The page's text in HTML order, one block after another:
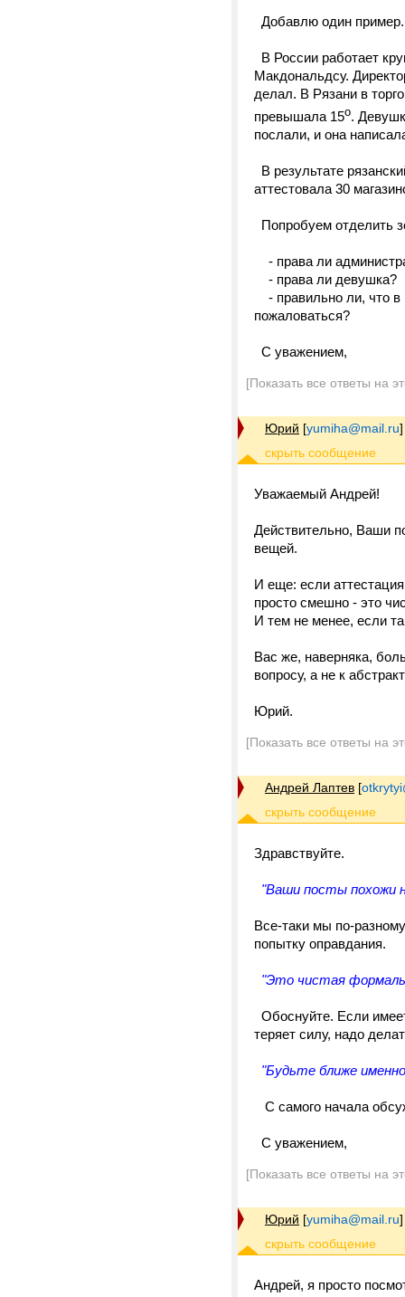
Добавлю один пример.
В России работает
Макдональдсу.
делал. В Рязани в
превышала 15о.
послали, и она
В результате
аттестовала 30
Попробуем отделить
- права ли
- права ли девушка?
- правильно ли, что в
пожаловаться?
С уважением,
[Показать все ответы на
Юрий [yumiha@mail.ru]
Уважаемый Андрей!
Действительно, Ваши
вещей.
И еще: если аттестация
просто смешно - это
И тем не менее, если
Вас же, наверняка,
вопросу, а не к
Юрий.
[Показать все ответы на
Андрей Лаптев [
Здравствуйте.
"Ваши посты похожи
Все-таки мы по-
попытку оправдания.
"Это чистая
Обоснуйте. Если
теряет силу, надо
"Будьте ближе
С самого начала
С уважением,
[Показать все ответы на
Юрий [yumiha@mail.ru]
Андрей, я просто